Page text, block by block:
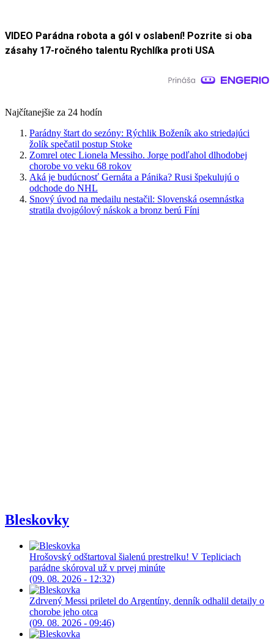
VIDEO Parádna robota a gól v oslabení! Pozrite si oba
zásahy 17-ročného talentu Rychlíka proti USA
Najčítanejšie za 24 hodín
Parádny štart do sezóny: Rýchlik Boženík ako striedajúci
žolík spečatil postup Stoke
Zomrel otec Lionela Messiho. Jorge podľahol dlhodobej
chorobe vo veku 68 rokov
Aká je budúcnosť Gernáta a Pánika? Rusi špekulujú o
odchode do NHL
Snový úvod na medailu nestačil: Slovenská osemnástka
stratila dvojgólový náskok a bronz berú Fíni
Bleskovky
Hrošovský odštartoval šialenú prestrelku! V Tepliciach
parádne skóroval už v prvej minúte
(09. 08. 2026 - 12:32)
Zdrvený Messi priletel do Argentíny, denník odhalil detaily o
chorobe jeho otca
(09. 08. 2026 - 09:46)